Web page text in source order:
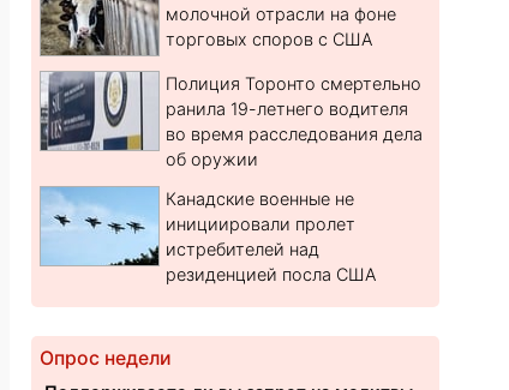
молочной отрасли на фоне
торговых споров с США
Полиция Торонто смертельно
ранила 19-летнего водителя
во время расследования дела
об оружии
Канадские военные не
инициировали пролет
истребителей над
резиденцией посла США
Опрос недели